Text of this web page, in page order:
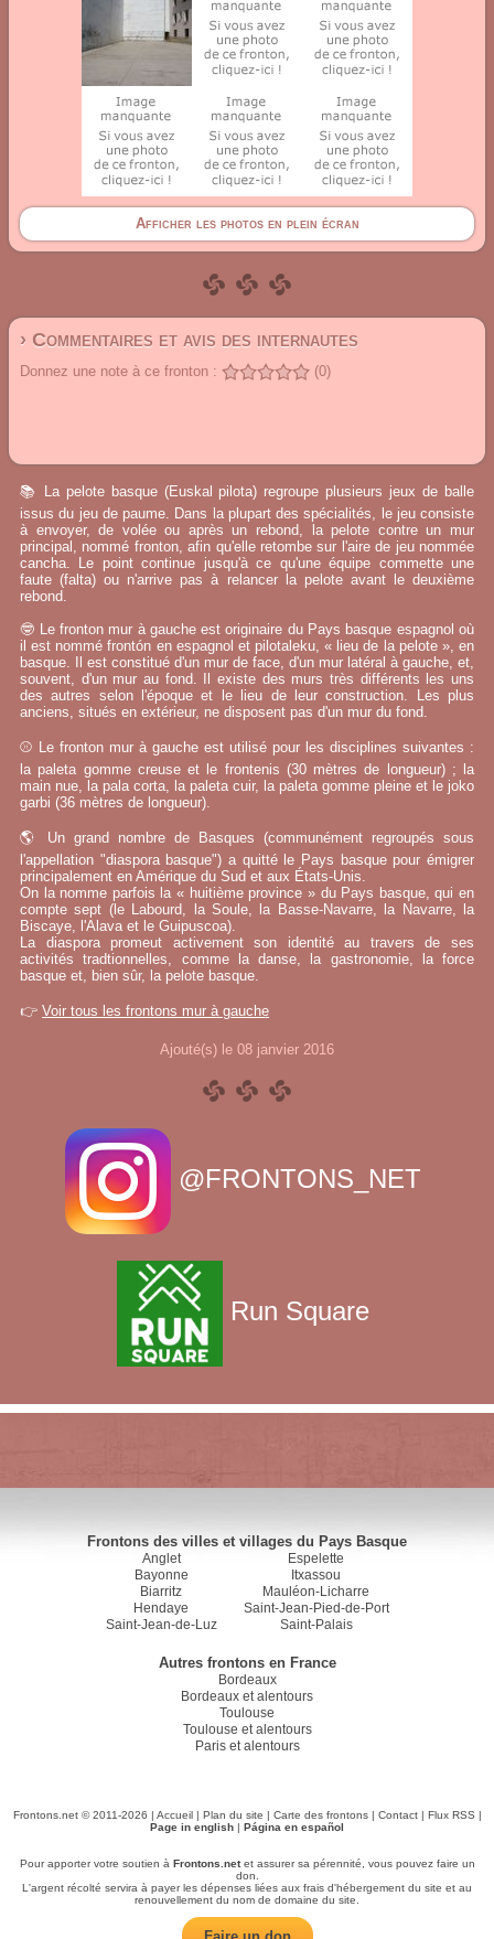
Afficher les photos en plein écran
› Commentaires et avis des internautes
Donnez une note à ce fronton : (0)
📚 La pelote basque (Euskal pilota) regroupe plusieurs jeux de balle
issus du jeu de paume. Dans la plupart des spécialités, le jeu consiste
à envoyer, de volée ou après un rebond, la pelote contre un mur
principal, nommé fronton, afin qu'elle retombe sur l'aire de jeu nommée
cancha. Le point continue jusqu'à ce qu'une équipe commette une
faute (falta) ou n'arrive pas à relancer la pelote avant le deuxième
rebond.
🤓 Le fronton mur à gauche est originaire du Pays basque espagnol où
il est nommé frontón en espagnol et pilotaleku, « lieu de la pelote », en
basque. Il est constitué d'un mur de face, d'un mur latéral à gauche, et,
souvent, d'un mur au fond. Il existe des murs très différents les uns
des autres selon l'époque et le lieu de leur construction. Les plus
anciens, situés en extérieur, ne disposent pas d'un mur du fond.
⚾ Le fronton mur à gauche est utilisé pour les disciplines suivantes :
la paleta gomme creuse et le frontenis (30 mètres de longueur) ; la
main nue, la pala corta, la paleta cuir, la paleta gomme pleine et le joko
garbi (36 mètres de longueur).
🌎 Un grand nombre de Basques (communément regroupés sous
l'appellation "diaspora basque") a quitté le Pays basque pour émigrer
principalement en Amérique du Sud et aux États-Unis.
On la nomme parfois la « huitième province » du Pays basque, qui en
compte sept (le Labourd, la Soule, la Basse-Navarre, la Navarre, la
Biscaye, l'Alava et le Guipuscoa).
La diaspora promeut activement son identité au travers de ses
activités tradtionnelles, comme la danse, la gastronomie, la force
basque et, bien sûr, la pelote basque.
👉 Voir tous les frontons mur à gauche
Ajouté(s) le 08 janvier 2016
@FRONTONS_NET
Run Square
Frontons des villes et villages du Pays Basque
Anglet
Bayonne
Biarritz
Hendaye
Saint-Jean-de-Luz
Espelette
Itxassou
Mauléon-Licharre
Saint-Jean-Pied-de-Port
Saint-Palais
Autres frontons en France
Bordeaux
Bordeaux et alentours
Toulouse
Toulouse et alentours
Paris et alentours
Frontons.net © 2011-2026 | Accueil| Plan du site | Carte des frontons| Contact| Flux RSS |
Page in english | Página en español
Pour apporter votre soutien à Frontons.netet assurer sa pérennité, vous pouvez faire un
don.
L'argent récolté servira à payer les dépenses liées aux frais d'hébergement du site et au
renouvellement du nom de domaine du site.